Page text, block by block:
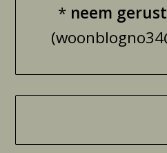
* neem gerust